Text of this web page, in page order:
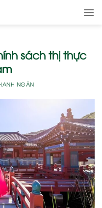
sách thị thực
NGÂN